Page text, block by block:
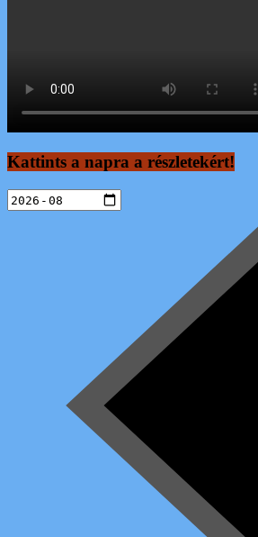
Kattints a napra a részletekért!